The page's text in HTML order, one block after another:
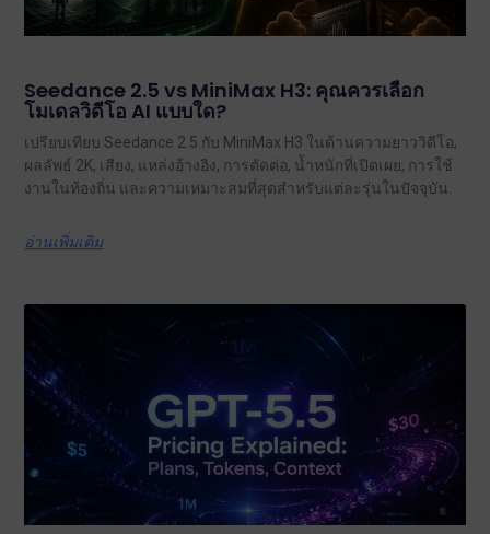
Seedance 2.5 vs MiniMax H3: คุณควรเลือก
โมเดลวิดีโอ AI แบบใด?
เปรียบเทียบ Seedance 2.5 กับ MiniMax H3 ในด้านความยาววิดีโอ,
ผลลัพธ์ 2K, เสียง, แหล่งอ้างอิง, การตัดต่อ, น้ำหนักที่เปิดเผย, การใช้
งานในท้องถิ่น และความเหมาะสมที่สุดสำหรับแต่ละรุ่นในปัจจุบัน.
อ่านเพิ่มเติม